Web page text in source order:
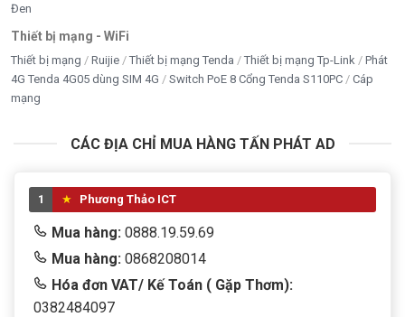
Đen
Thiết bị mạng - WiFi
Thiết bị mạng Ruijie Thiết bị mạng Tenda Thiết bị mạng Tp-Link
Phát
4G Tenda 4G05 dùng SIM 4G
Switch PoE 8 Cổng Tenda S110PC
Cáp
mạng
CÁC ĐỊA CHỈ MUA HÀNG TẤN PHÁT AD
1 Phương Thảo ICT
Mua hàng: 0888.19.59.69
Mua hàng: 0868208014
Hóa đơn VAT/ Kế Toán ( Gặp Thơm):
0382484097